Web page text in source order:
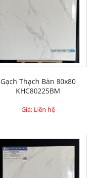
Gạch Thạch Bàn 80x80
KHC80225BM
Giá: Liên hệ